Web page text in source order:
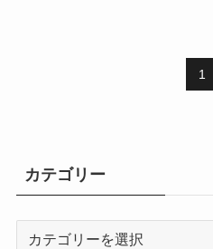
1
カテゴリー